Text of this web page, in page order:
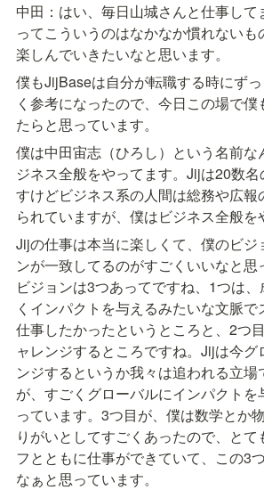
中田：はい、毎日山城さんと仕事して
ってこういうのはなかなか慣れないも
楽しんでいきたいなと思います。
僕もJijBaseは自分が転職する時にず
く参考になったので、今日この場で僕
たらと思っています。
僕は中田宙志（ひろし）という名前な
ジネス全般をやってます。Jijは20数名
すけどビジネス系の人間は総務や広報
られていますが、僕はビジネス全般を
Jijの仕事は本当に楽しくて、僕のビジ
ンが一致してるのがすごくいいなと
ビジョンは3つあってですね、1つは
くインパクトを与えるみたいな文脈
仕事したかったというところと、2つ
ャレンジするところですね。Jijは今グ
ンジするというか我々は追われる立場
が、すごくグローバルにインパクトを
っています。3つ目が、僕は数学とか
りがいとしてすごくあったので、とて
フとともに仕事ができていて、この3
なぁと思っています。